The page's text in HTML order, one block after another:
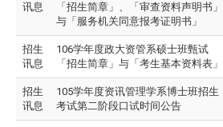
讯息
「招生简章」、「审查资料声明书」
与「服务机关同意报考证明书」
招生
讯息
106学年度政大资管系硕士班甄试
「招生简章」与「考生基本资料表」
招生
讯息
105学年度资讯管理学系博士班招生
考试第二阶段口试时间公告